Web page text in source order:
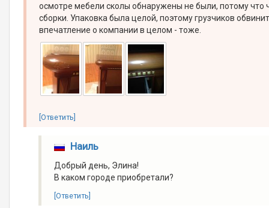
осмотре мебели сколы обнаружены не были, потому что
сборки. Упаковка была целой, поэтому грузчиков
впечатление о компании в целом - тоже.
[Ответить]
Наиль
Добрый день, Элина!
В каком городе приобретали?
[Ответить]